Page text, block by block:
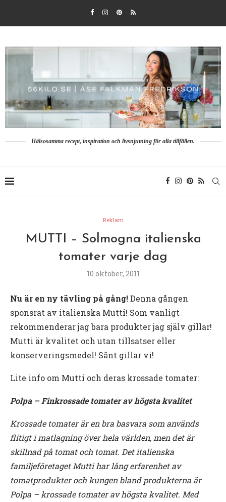
Hälsosamma recept, inspiration och livsnjutning för alla tillfällen.
Reklam
MUTTI – Solmogna italienska
tomater varje dag
10 oktober, 2011
Nu är en ny tävling på gång!Denna gången
sponsrat av italienska Mutti! Som vanligt
rekommenderar jag bara produkter jag själv gillar!
Mutti är kvalitet och utan tillsatser eller
konserveringsmedel! Sånt gillar vi!
Lite info om Mutti och deras krossade tomater:
Polpa – Finkrossade tomater av högsta kvalitet
Krossade tomater är en bra basvara som används
flitigt i matlagning över hela världen, men det är
skillnad på tomat och tomat. Det italienska
familjeföretaget Mutti har lång erfarenhet av
tomatprodukter och kungen bland produkterna är
Polpa – krossade tomater av högsta kvalitet. Med